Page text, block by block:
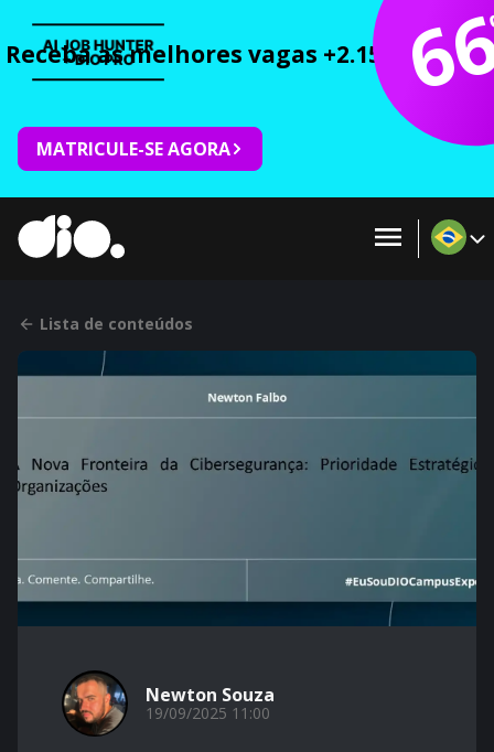
Receba as melhores vagas +2.150 cursos
MATRICULE-SE AGORA
Lista de conteúdos
Newton Souza
19/09/2025 11:00